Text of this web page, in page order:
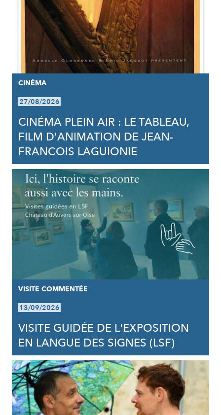
CINÉMA
27/08/2026
CINÉMA PLEIN AIR : LE TABLEAU,
FILM D'ANIMATION DE JEAN-
FRANCOIS LAGUIONIE
VISITE COMMENTÉE
13/09/2026
VISITE GUIDÉE DE L'EXPOSITION
EN LANGUE DES SIGNES (LSF)